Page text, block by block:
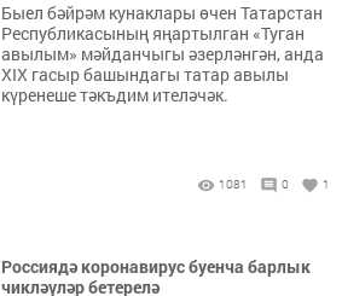
Быел бәйрәм кунаклары өчен Татарстан
Республикасының яңартылган «Туган
авылым» мәйданчыгы әзерләнгән, анда
XIX гасыр башындагы татар авылы
күренеше тәкъдим ителәчәк.
1081 0 1
Россиядә коронавирус буенча барлык
чикләүләр бетерелә